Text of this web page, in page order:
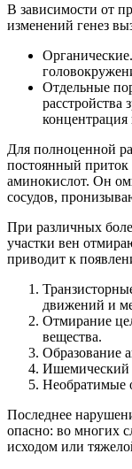
В зависимости от
изменений генез
Отдельные
расстройства
концентрация
Для полноценной
постоянный приток
аминокислот. Он
сосудов,
При различных
участки вен
приводит к
движений и
Отмирание
вещества.
Образование
Ишемический
Необратимые
Последнее
опасно: во многих
исходом или